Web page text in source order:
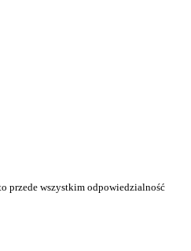
przede wszystkim odpowiedzialność